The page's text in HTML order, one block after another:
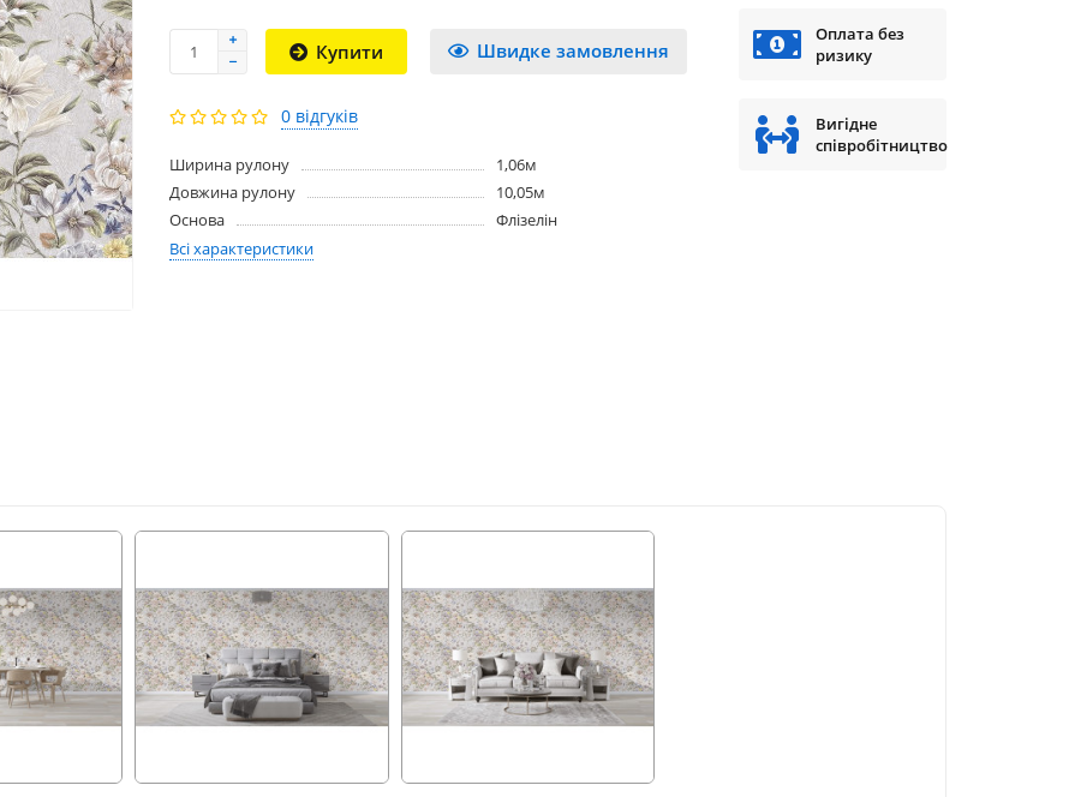
Купити Швидке замовлення
0 відгуків
Ширина рулону
1,06м
Довжина рулону
10,05м
Основа
Флізелін
Всі характеристики
Оплата без
ризику
Вигідне
співробітництво